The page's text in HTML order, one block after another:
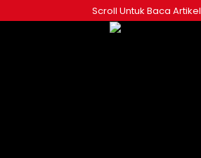
to
Scroll Untuk Baca Artikel